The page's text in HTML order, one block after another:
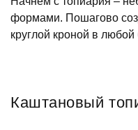
формами. Пошагово
круглой кроной в любой
Каштановый